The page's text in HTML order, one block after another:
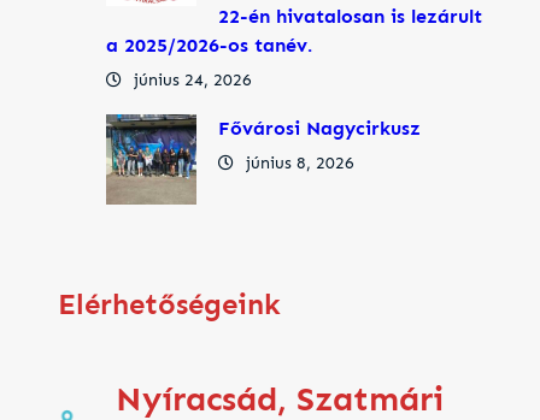
22-én hivatalosan is lezárult
a 2025/2026-os tanév.
június 24, 2026
Fővárosi Nagycirkusz
június 8, 2026
Elérhetőségeink
Nyíracsád, Szatmári